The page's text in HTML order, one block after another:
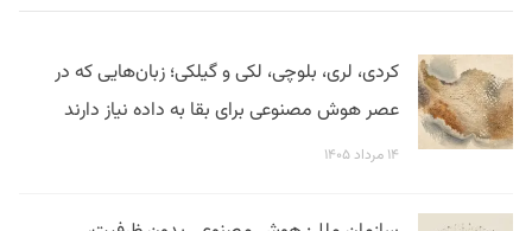
کردی، لری، بلوچی، لکی و گیلکی؛ زبان‌هایی که در
عصر هوش مصنوعی برای بقا به داده نیاز دارند
۱۴ مرداد ۱۴۰۵